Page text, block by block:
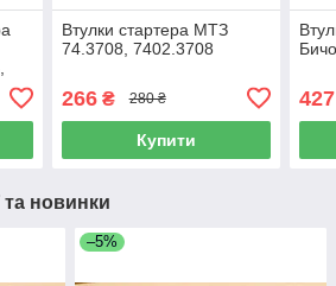
Втулки стартера МТЗ
74.3708, 7402.3708
266₴ 280 ₴
Купити
та новинки
–5%